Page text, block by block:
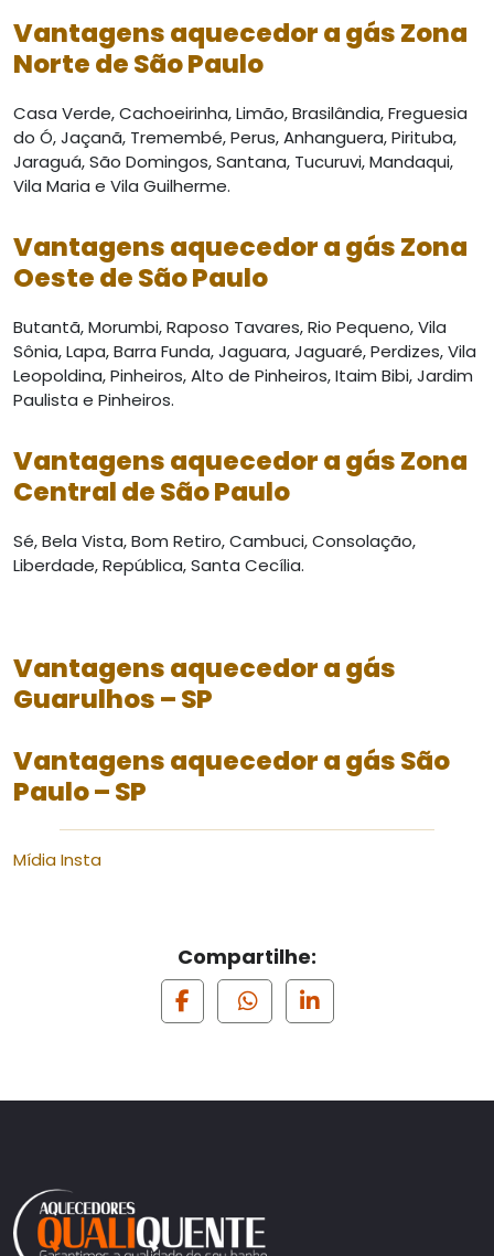
Vantagens aquecedor a gás Zona
Norte de São Paulo
Casa Verde, Cachoeirinha, Limão, Brasilândia, Freguesia
do Ó, Jaçanã, Tremembé, Perus, Anhanguera, Pirituba,
Jaraguá, São Domingos, Santana, Tucuruvi, Mandaqui,
Vila Maria e Vila Guilherme.
Vantagens aquecedor a gás Zona
Oeste de São Paulo
Butantã, Morumbi, Raposo Tavares, Rio Pequeno, Vila
Sônia, Lapa, Barra Funda, Jaguara, Jaguaré, Perdizes, Vila
Leopoldina, Pinheiros, Alto de Pinheiros, Itaim Bibi, Jardim
Paulista e Pinheiros.
Vantagens aquecedor a gás Zona
Central de São Paulo
Sé, Bela Vista, Bom Retiro, Cambuci, Consolação,
Liberdade, República, Santa Cecília.
Vantagens aquecedor a gás
Guarulhos – SP
Vantagens aquecedor a gás São
Paulo – SP
Mídia Insta
Compartilhe: